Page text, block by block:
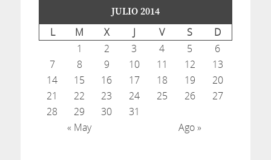
JULIO 2014
L M X J V S D
« May Ago »
1 2 3 4 5
6
7
8 9 10 11 12
13
14
15 16 17 18 19
20
21
22 23 24 25 26
27
28
29 30 31